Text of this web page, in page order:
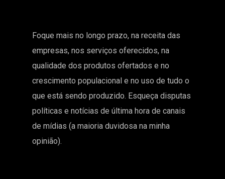
Foque mais no longo prazo, na receita das
empresas, nos serviços oferecidos, na
qualidade dos produtos ofertados e no
crescimento populacional e no uso de tudo o
que está sendo produzido. Esqueça disputas
políticas e notícias de última hora de canais
de mídias (a maioria duvidosa na minha
opinião).